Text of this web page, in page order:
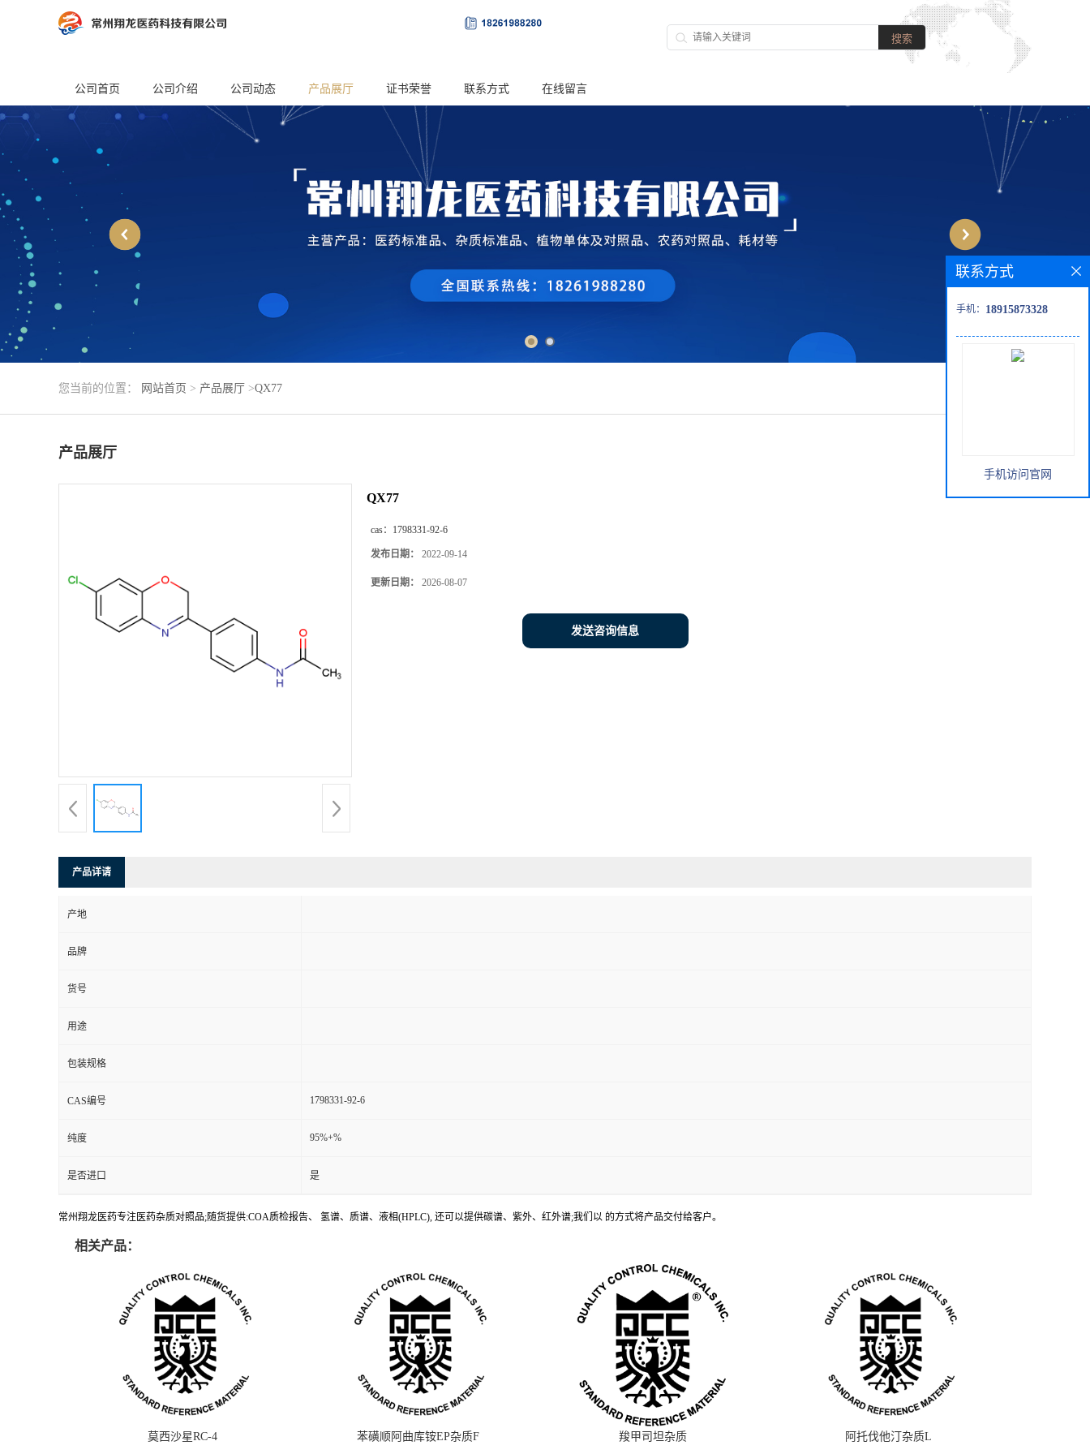
公司首页 公司介绍 公司动态 产品展厅 证书荣誉 联系方式 在线留言
您当前的位置： 网站首页 > 产品展厅 >QX77
产品展厅
QX77
cas： 1798331-92-6
发布日期： 2022-09-14
更新日期： 2026-08-07
发送咨询信息
产品详请
产地
品牌
货号
用途
包装规格
CAS编号 1798331-92-6
纯度 95%+%
是否进口 是
常州翔龙医药专注医药杂质对照品;随货提供:COA质检报告、 氢谱、质谱、液相(HPLC), 还可以提供碳谱、紫外、红外谱;我们以 的方式将产品交付给客户。
相关产品：
莫西沙星RC-4 苯磺顺阿曲库铵EP杂质F 羧甲司坦杂质 阿托伐他汀杂质L
联系方式
手机： 18915873328
手机访问官网